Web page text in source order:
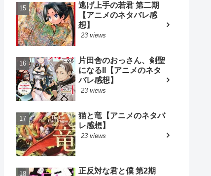
逃げ上手の若君 第二期
【アニメのネタバレ感
想】
23 views
片田舎のおっさん、剣聖
になるII【アニメのネタ
バレ感想】
23 views
猫と竜【アニメのネタバ
レ感想】
23 views
正反対な君と僕 第2期